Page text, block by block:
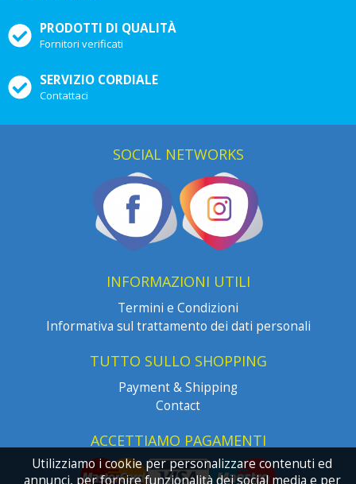
PRODOTTI DI QUALITÀ
Fornitori verificati
SERVIZIO CORDIALE
Contattaci
SOCIAL NETWORKS
INFORMAZIONI UTILI
Termini e Condizioni
Informativa sul trattamento dei dati personali
TUTTO SULLO SHOPPING
Payment & Shipping
Contact
ACCETTIAMO PAGAMENTI
Utilizziamo i cookie per personalizzare contenuti ed